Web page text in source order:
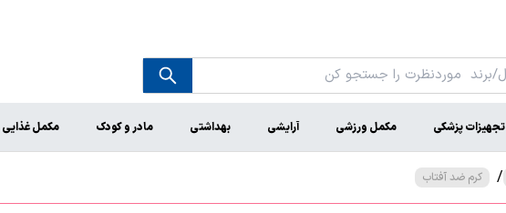
تجهیزات پزشکی مکمل ورزشی آرایشی بهداشتی مادر و کودک مکمل غذایی
/ کرم ضد آفتاب